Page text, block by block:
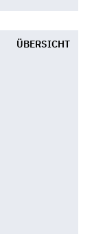
ÜBERSICHT